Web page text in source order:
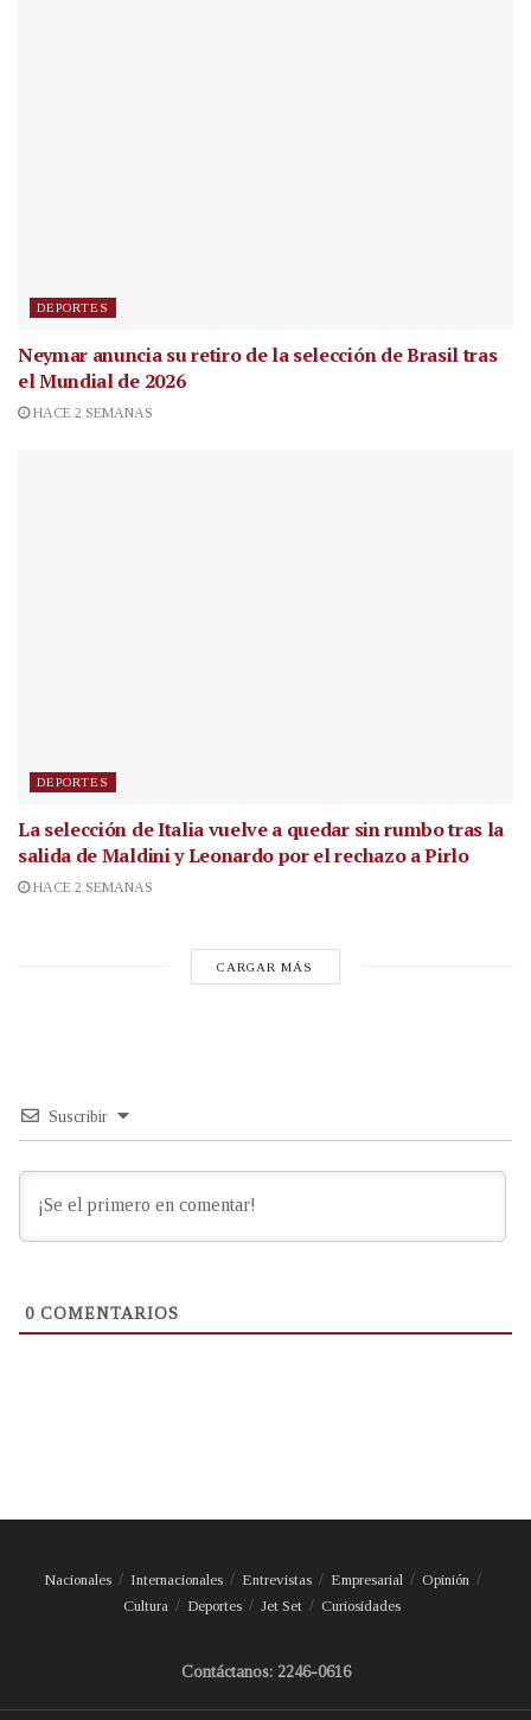
DEPORTES
Neymar anuncia su retiro de la selección de Brasil tras
el Mundial de 2026
HACE 2 SEMANAS
DEPORTES
La selección de Italia vuelve a quedar sin rumbo tras la
salida de Maldini y Leonardo por el rechazo a Pirlo
HACE 2 SEMANAS
CARGAR MÁS
Suscribir
0 COMENTARIOS
Nacionales Internacionales Entrevistas Empresarial
Opinión
Cultura
Deportes Jet Set Curiosidades
Contáctanos: 2246-0616